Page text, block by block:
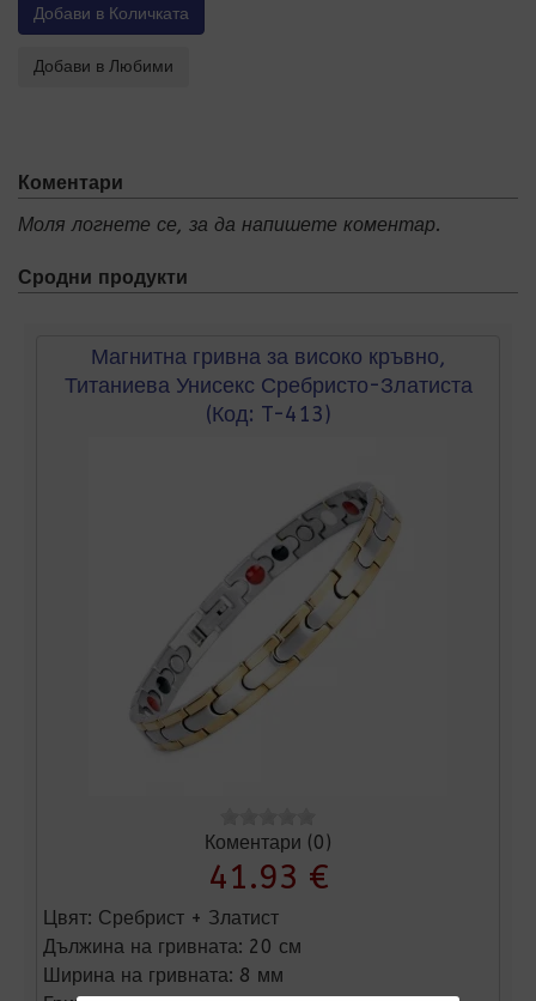
Коментари
Моля логнете се, за да напишете коментар.
Сродни продукти
Магнитна гривна за високо кръвно,
Титаниева Унисекс Сребристо-Златиста
(Код: T-413)
Коментари (0)
41.93 €
Цвят: Сребрист + Златист
Дължина на гривната: 20 см
Ширина на гривната: 8 мм